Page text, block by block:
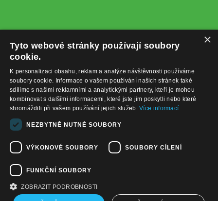
+420732122225
obchod@baterie-nabijecka.cz
Navigace
Úvodní strana
Nákupní košík
×
Tyto webové stránky používají soubory
cookie.
K personalizaci obsahu, reklam a analýze návštěvnosti používáme
soubory cookie. Informace o vašem používání našich stránek také
sdílíme s našimi reklamními a analytickými partnery, kteří je mohou
kombinovat s dalšími informacemi, které jste jim poskytli nebo které
shromáždili při vašem používání jejich služeb.Více informací
NEZBYTNĚ NUTNÉ SOUBORY
VÝKONOVÉ SOUBORY SOUBORY CÍLENÍ
FUNKČNÍ SOUBORY
ZOBRAZIT PODROBNOSTI